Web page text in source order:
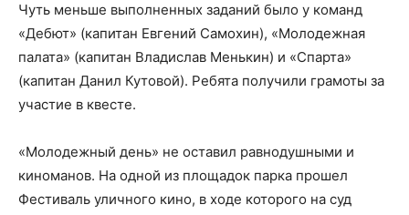
Чуть меньше выполненных заданий было у команд
«Дебют» (капитан Евгений Самохин), «Молодежная
палата» (капитан Владислав Менькин) и «Спарта»
(капитан Данил Кутовой). Ребята получили грамоты за
участие в квесте.
«Молодежный день» не оставил равнодушными и
киноманов. На одной из площадок парка прошел
Фестиваль уличного кино, в ходе которого на суд